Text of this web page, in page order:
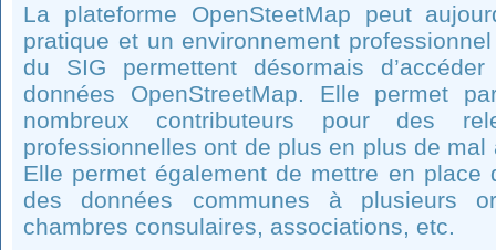
La plateforme OpenSteetMap peut
pratique et un environnement
du SIG permettent désormais
données OpenStreetMap. Elle permet
nombreux contributeurs pour des
professionnelles ont de plus en plus de
Elle permet également de mettre en place
des données communes à plusieurs
chambres consulaires, associations, etc.